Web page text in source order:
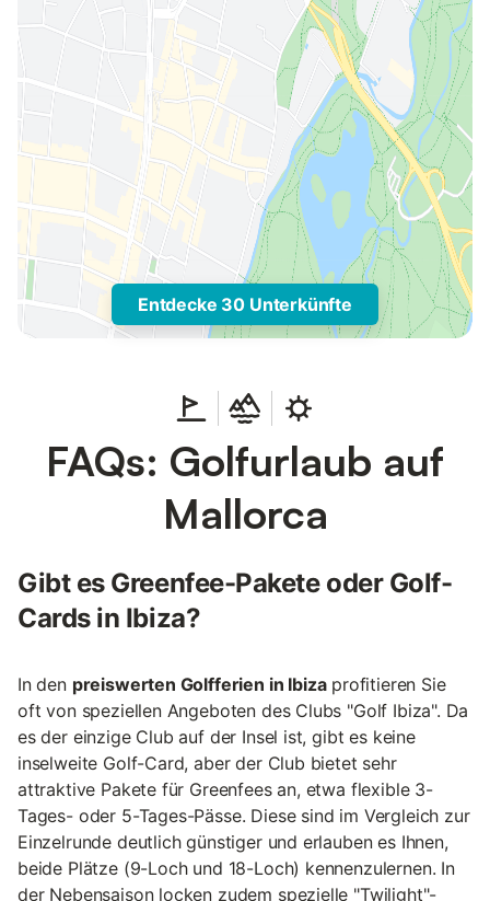
Entdecke 30 Unterkünfte
FAQs: Golfurlaub auf
Mallorca
Gibt es Greenfee-Pakete oder Golf-
Cards in Ibiza?
In den preiswerten Golfferien in Ibizaprofitieren Sie
oft von speziellen Angeboten des Clubs "Golf Ibiza". Da
es der einzige Club auf der Insel ist, gibt es keine
inselweite Golf-Card, aber der Club bietet sehr
attraktive Pakete für Greenfees an, etwa flexible 3-
Tages- oder 5-Tages-Pässe. Diese sind im Vergleich zur
Einzelrunde deutlich günstiger und erlauben es Ihnen,
beide Plätze (9-Loch und 18-Loch) kennenzulernen. In
der Nebensaison locken zudem spezielle "Twilight"-